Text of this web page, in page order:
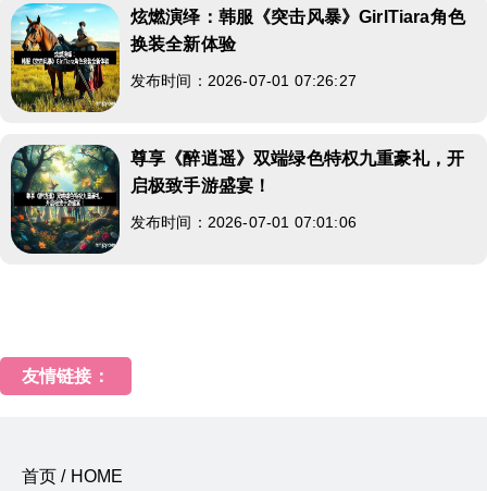
炫燃演绎：韩服《突击风暴》GirlTiara角色
换装全新体验
发布时间：2026-07-01 07:26:27
尊享《醉逍遥》双端绿色特权九重豪礼，开
启极致手游盛宴！
发布时间：2026-07-01 07:01:06
友情链接：
首页 / HOME